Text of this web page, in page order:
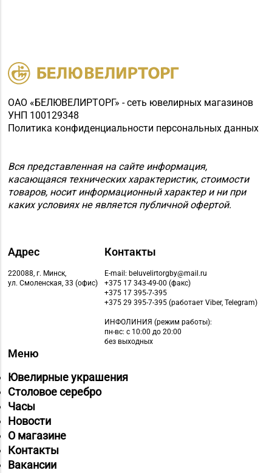
ОАО «БЕЛЮВЕЛИРТОРГ» - сеть ювелирных магазинов
УНП 100129348
Политика конфиденциальности персональных данных
Вся представленная на сайте информация,
касающаяся технических характеристик, стоимости
товаров, носит информационный характер и ни при
каких условиях не является публичной офертой.
Адрес
220088, г. Минск,
ул. Смоленская, 33 (офис)
Контакты
E-mail: beluvelirtorgby@mail.ru
+375 17 343-49-00 (факс)
+375 17 395-7-395
+375 29 395-7-395 (работает Viber, Telegram)
ИНФОЛИНИЯ (режим работы):
пн-вс: с 10:00 до 20:00
без выходных
Меню
Ювелирные украшения
Столовое серебро
Часы
Новости
О магазине
Контакты
Вакансии